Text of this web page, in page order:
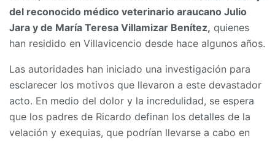
del reconocido médico veterinario araucano Julio
Jara y de María Teresa Villamizar Benítez, quienes
han residido en Villavicencio desde hace algunos años.
Las autoridades han iniciado una investigación para
esclarecer los motivos que llevaron a este devastador
acto. En medio del dolor y la incredulidad, se espera
que los padres de Ricardo definan los detalles de la
velación y exequias, que podrían llevarse a cabo en